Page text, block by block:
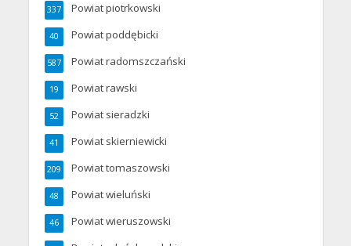
Powiat piotrkowski
337
Powiat poddębicki
40
Powiat radomszczański
587
Powiat rawski
19
Powiat sieradzki
52
Powiat skierniewicki
41
Powiat tomaszowski
209
Powiat wieluński
48
Powiat wieruszowski
46